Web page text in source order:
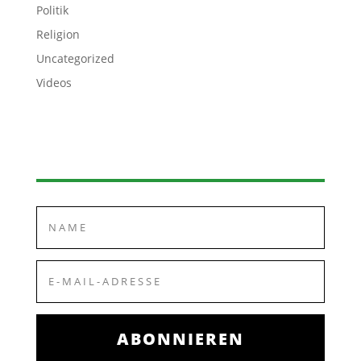
Politik
Religion
Uncategorized
Videos
ABONNIEREN